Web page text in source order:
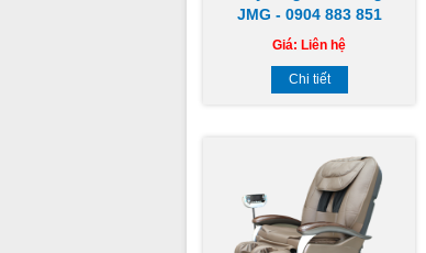
JMG - 0904 883 851
Giá: Liên hệ
Chi tiết